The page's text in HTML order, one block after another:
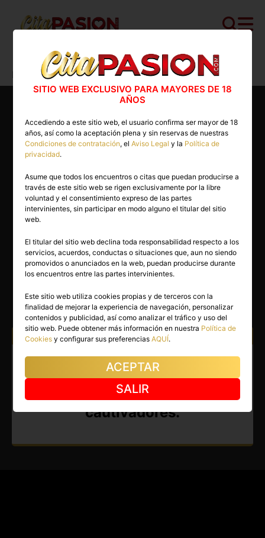
Cita PASION.COM>Masajistas >Barcelona>
Barcelona capital> Vanessa
39 años
VANESSA
Barcelona capital(Barcelona)
(3)
Atiendo a: Hombres
Masajista en Barcelona capital.
Madurita entrañable, con
gestos silenciosos y
cautivadores.
SITIO WEB EXCLUSIVO PARA MAYORES DE 18
AÑOS
Accediendo a este sitio web, el usuario confirma ser mayor de 18
años, así como la aceptación plena y sin reservas de nuestras
Condiciones de contratación, elAviso Legal y la Política de
privacidad.
Asume que todos los encuentros o citas que puedan producirse a
través de este sitio web se rigen exclusivamente por la libre
voluntad y el consentimiento expreso de las partes
intervinientes, sin participar en modo alguno el titular del sitio
web.
El titular del sitio web declina toda responsabilidad respecto a los
servicios, acuerdos, conductas o situaciones que, aun no siendo
promovidos o anunciados en la web, puedan producirse durante
los encuentros entre las partes intervinientes.
Este sitio web utiliza cookies propias y de terceros con la
finalidad de mejorar la experiencia de navegación, personalizar
contenidos y publicidad, así como analizar el tráfico y uso del
sitio web. Puede obtener más información en nuestra Política de
Cookies y configurar sus preferenciasAQUÍ.
ACEPTAR
SALIR